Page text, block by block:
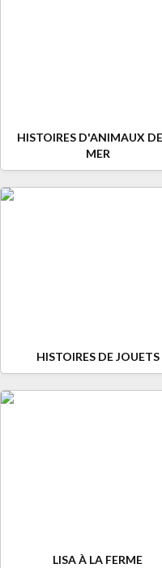
HISTOIRES D'ANIMAUX
MER
HISTOIRES DE JOUETS
LISA À LA FERME